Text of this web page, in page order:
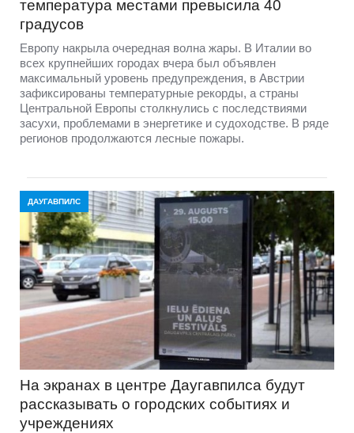
температура местами превысила 40
градусов
Европу накрыла очередная волна жары. В Италии во
всех крупнейших городах вчера был объявлен
максимальный уровень предупреждения, в Австрии
зафиксированы температурные рекорды, а страны
Центральной Европы столкнулись с последствиями
засухи, проблемами в энергетике и судоходстве. В ряде
регионов продолжаются лесные пожары.
ДАУГАВПИЛС
На экранах в центре Даугавпилса будут
рассказывать о городских событиях и
учреждениях